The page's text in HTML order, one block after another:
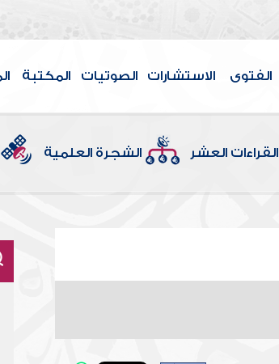
الفتوى الاستشارات الصوتيات المكتبة
القراءات العشر الشجرة العلمية